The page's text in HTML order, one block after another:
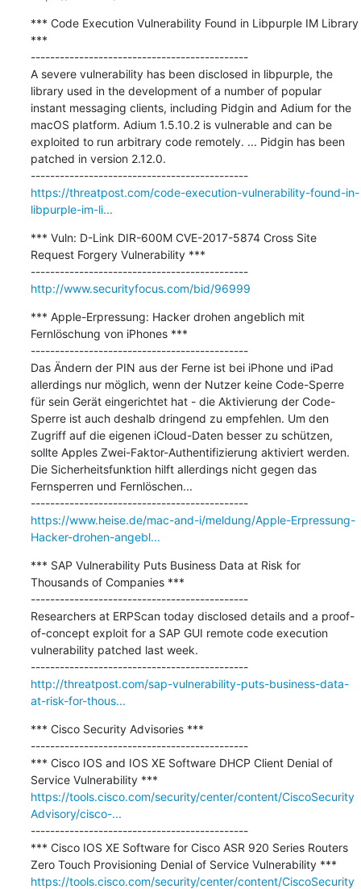
*** Code Execution Vulnerability Found in Libpurple IM Library
***
---------------------------------------------
A severe vulnerability has been disclosed in libpurple, the
library used in the development of a number of popular
instant messaging clients, including Pidgin and Adium for the
macOS platform. Adium 1.5.10.2 is vulnerable and can be
exploited to run arbitrary code remotely. ... Pidgin has been
patched in version 2.12.0.
---------------------------------------------
https://threatpost.com/code-execution-vulnerability-found-in-
libpurple-im-li...
*** Vuln: D-Link DIR-600M CVE-2017-5874 Cross Site
Request Forgery Vulnerability ***
---------------------------------------------
http://www.securityfocus.com/bid/96999
*** Apple-Erpressung: Hacker drohen angeblich mit
Fernlöschung von iPhones ***
---------------------------------------------
Das Ändern der PIN aus der Ferne ist bei iPhone und iPad
allerdings nur möglich, wenn der Nutzer keine Code-Sperre
für sein Gerät eingerichtet hat - die Aktivierung der Code-
Sperre ist auch deshalb dringend zu empfehlen. Um den
Zugriff auf die eigenen iCloud-Daten besser zu schützen,
sollte Apples Zwei-Faktor-Authentifizierung aktiviert werden.
Die Sicherheitsfunktion hilft allerdings nicht gegen das
Fernsperren und Fernlöschen...
---------------------------------------------
https://www.heise.de/mac-and-i/meldung/Apple-Erpressung-
Hacker-drohen-angebl...
*** SAP Vulnerability Puts Business Data at Risk for
Thousands of Companies ***
---------------------------------------------
Researchers at ERPScan today disclosed details and a proof-
of-concept exploit for a SAP GUI remote code execution
vulnerability patched last week.
---------------------------------------------
http://threatpost.com/sap-vulnerability-puts-business-data-
at-risk-for-thous...
*** Cisco Security Advisories ***
---------------------------------------------
*** Cisco IOS and IOS XE Software DHCP Client Denial of
https://tools.cisco.com/security/center/content/CiscoSecurity
Advisory/cisco-...
---------------------------------------------
*** Cisco IOS XE Software for Cisco ASR 920 Series Routers
https://tools.cisco.com/security/center/content/CiscoSecurity